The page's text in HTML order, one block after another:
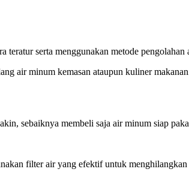
serta menggunakan metode pengolahan
air minum kemasan ataupun kuliner
sebaiknya membeli saja air minum siap
filter air yang efektif untuk